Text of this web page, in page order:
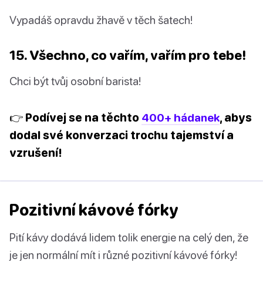
Vypadáš opravdu žhavě v těch šatech!
15. Všechno, co vařím, vařím pro tebe!
Chci být tvůj osobní barista!
👉 Podívej se na těchto 400+ hádanek, abys
dodal své konverzaci trochu tajemství a
vzrušení!
Pozitivní kávové fórky
Pití kávy dodává lidem tolik energie na celý den, že
je jen normální mít i různé pozitivní kávové fórky!